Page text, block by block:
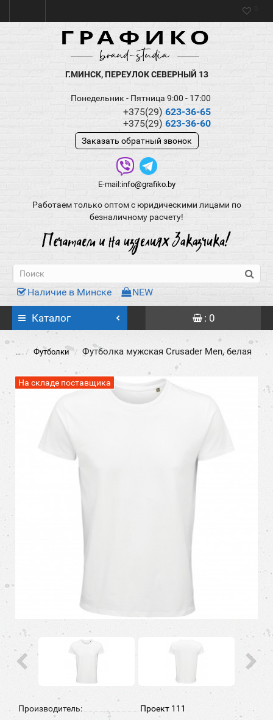
Г.МИНСК, ПЕРЕУЛОК СЕВЕРНЫЙ 13
Понедельник - Пятница 9:00 - 17:00
+375(29) 623-36-65
+375(29) 623-36-60
Заказать обратный звонок
E-mail:info@grafiko.by
Работаем только оптом с юридическими лицами по
безналичному расчету!
Наличие в Минске NEW
Каталог : 0
... Футболки Футболка мужская Crusader Men, белая
На складе поставщика
Производитель:
Проект 111